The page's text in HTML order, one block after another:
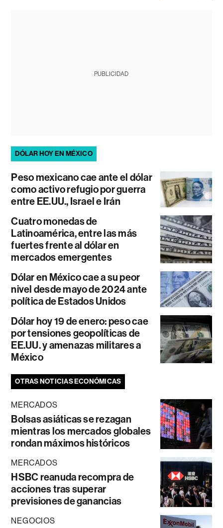
PUBLICIDAD
DÓLAR HOY EN MÉXICO
Peso mexicano cae ante el dólar
como activo refugio por guerra
entre EE.UU., Israel e Irán
Cuatro monedas de
Latinoamérica, entre las más
fuertes frente al dólar en
mercados emergentes
Dólar en México cae a su peor
nivel desde mayo de 2024 ante
política de Estados Unidos
Dólar hoy 19 de enero: peso cae
por tensiones geopolíticas de
EE.UU. y amenazas militares a
México
OTRAS NOTICIAS ECONÓMICAS
MERCADOS
Bolsas asiáticas se rezagan
mientras los mercados globales
rondan máximos históricos
MERCADOS
HSBC reanuda recompra de
acciones tras superar
previsiones de ganancias
NEGOCIOS